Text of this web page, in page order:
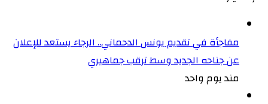
مفاجأة في تقديم يونس الدحماني.. الرجاء يستعد للإعلان
عن جناحه الجديد وسط ترقب جماهيري
مند يوم واحد